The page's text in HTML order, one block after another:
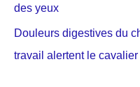
des yeux
Douleurs digestives du
travail alertent le cavalier